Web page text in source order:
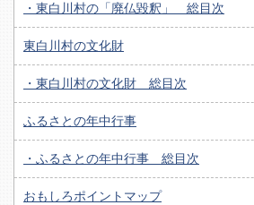
・東白川村の「廃仏毀釈」 総目次
東白川村の文化財
・東白川村の文化財 総目次
ふるさとの年中行事
・ふるさとの年中行事 総目次
おもしろポイントマップ